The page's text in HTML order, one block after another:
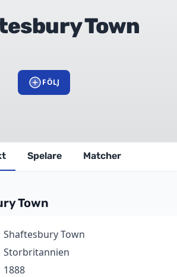
Town
FÖLJ
Spelare Matcher
Town
Shaftesbury Town
Storbritannien
1888